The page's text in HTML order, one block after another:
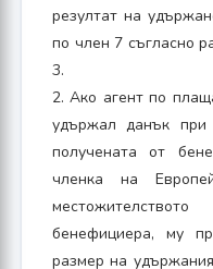
резултат на
по член 7 съгласно
3.
2. Ако агент по
удържал данък
получената от
членка на
бенефициера, му
размер на